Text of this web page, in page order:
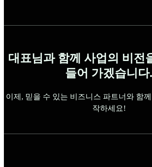
대표님과 함께 사업의 비전
들어 가겠습니다.
이제, 믿을 수 있는 비즈니스 파트너와 함
작하세요!